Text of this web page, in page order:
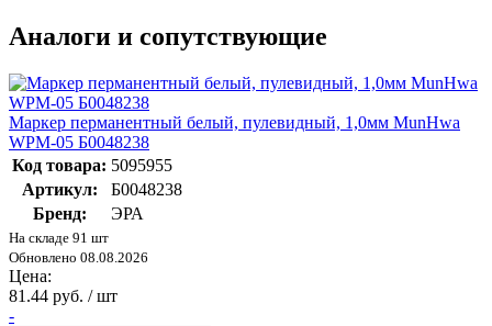
Аналоги и сопутствующие
Маркер перманентный белый, пулевидный, 1,0мм MunHwa
WPM-05 Б0048238
Код товара: 5095955
Артикул:
Б0048238
Бренд:
ЭРА
На складе 91 шт
Обновлено 08.08.2026
Цена:
81.44 руб. / шт
-